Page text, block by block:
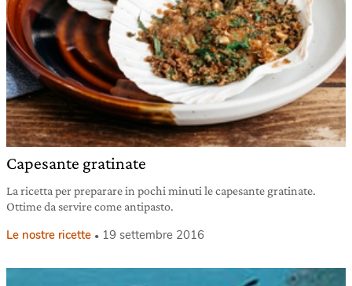
Capesante gratinate
La ricetta per preparare in pochi minuti le capesante gratinate.
Ottime da servire come antipasto.
Le nostre ricette 19 settembre 2016